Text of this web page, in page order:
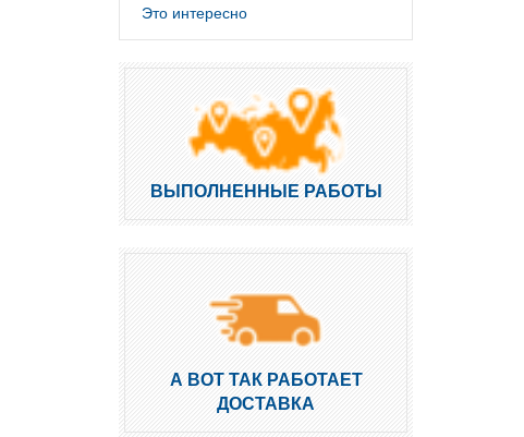
Это интересно
ВЫПОЛНЕННЫЕ РАБОТЫ
А ВОТ ТАК РАБОТАЕТ
ДОСТАВКА